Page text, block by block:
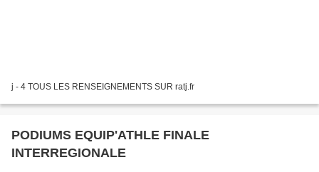
j - 4 TOUS LES RENSEIGNEMENTS SUR ratj.fr
PODIUMS EQUIP'ATHLE FINALE
INTERREGIONALE